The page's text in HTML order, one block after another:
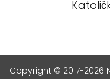
Copyright © 2017-2026